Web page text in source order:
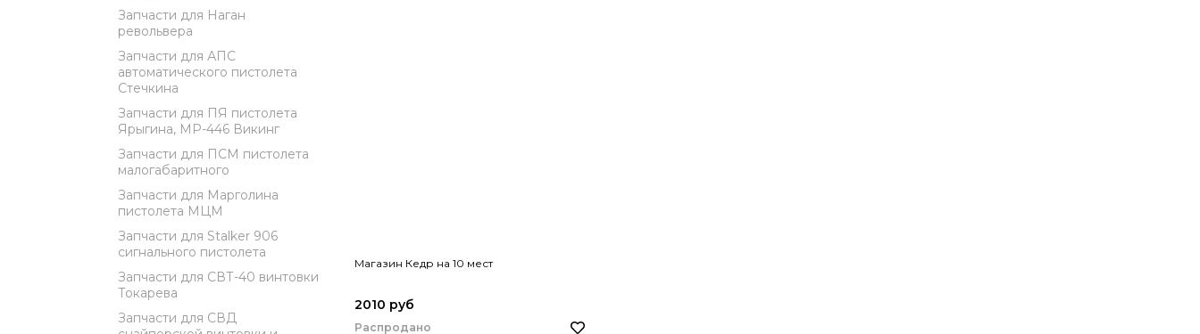
Запчасти для Наган
револьвера
Запчасти для АПС
автоматического пистолета
Стечкина
Запчасти для ПЯ пистолета
Ярыгина, МР-446 Викинг
Запчасти для ПСМ пистолета
малогабаритного
Запчасти для Марголина
пистолета МЦМ
Запчасти для Stalker 906
сигнального пистолета
Запчасти для СВТ-40 винтовки
Токарева
Запчасти для СВД
Магазин Кедр на 10 мест
2010 руб
Распродано